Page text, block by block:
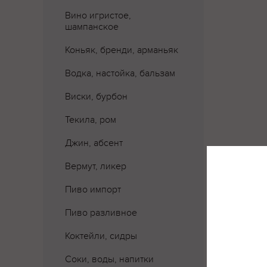
Вино игристое,
шампанское
Коньяк, бренди, арманьяк
Водка, настойка, бальзам
Виски, бурбон
Текила, ром
Джин, абсент
Вермут, ликер
Пиво импорт
Пиво разливное
Коктейли, сидры
Соки, воды, напитки